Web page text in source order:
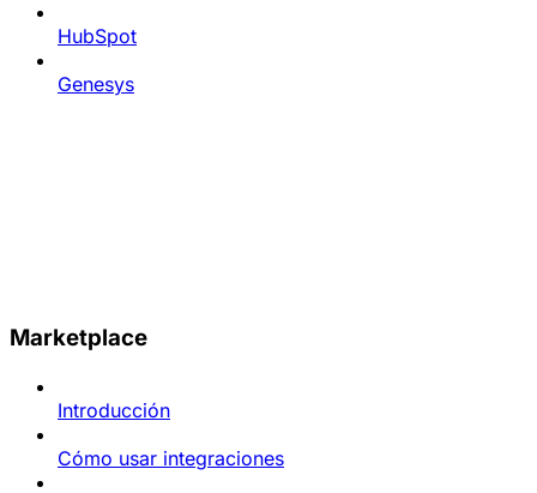
HubSpot
Genesys
Marketplace
Introducción
Cómo usar integraciones